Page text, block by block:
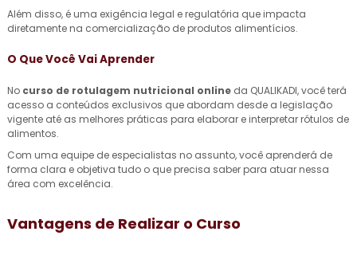
Além disso, é uma exigência legal e regulatória que impacta
diretamente na comercialização de produtos alimentícios.
O Que Você Vai Aprender
No curso de rotulagem nutricional online da QUALIKADI, você terá
acesso a conteúdos exclusivos que abordam desde a legislação
vigente até as melhores práticas para elaborar e interpretar rótulos de
alimentos.
Com uma equipe de especialistas no assunto, você aprenderá de
forma clara e objetiva tudo o que precisa saber para atuar nessa
área com excelência.
Vantagens de Realizar o Curso